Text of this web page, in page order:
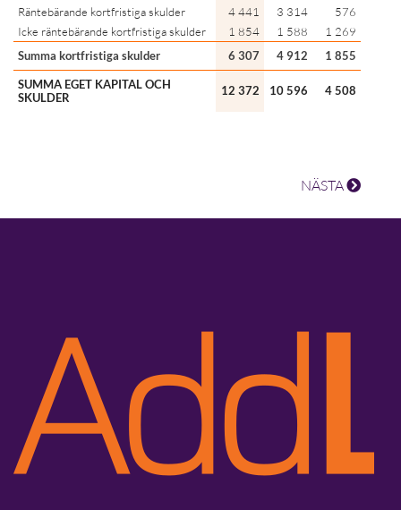
Räntebärande kortfristiga skulder
4 441 3 314
576
Icke räntebärande kortfristiga skulder
1 854 1 588
1 269
Summa kortfristiga skulder
6 307 4 912
1 855
SUMMA EGET KAPITAL OCH
SKULDER
12 372 10 596 4 508
NÄSTA